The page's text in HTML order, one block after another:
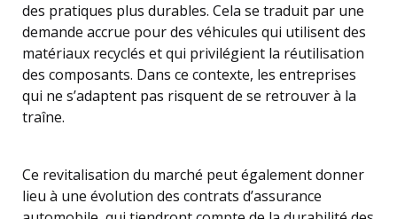
des pratiques plus durables. Cela se traduit par une
demande accrue pour des véhicules qui utilisent des
matériaux recyclés et qui privilégient la réutilisation
des composants. Dans ce contexte, les entreprises
qui ne s’adaptent pas risquent de se retrouver à la
traîne.
Ce revitalisation du marché peut également donner
lieu à une évolution des contrats d’assurance